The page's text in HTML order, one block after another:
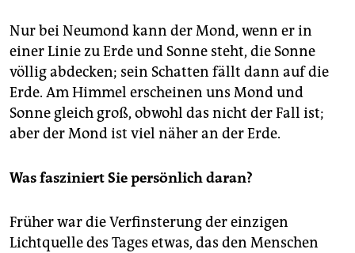
Nur bei Neumond kann der Mond, wenn er in
einer Linie zu Erde und Sonne steht, die Sonne
völlig abdecken; sein Schatten fällt dann auf die
Erde. Am Himmel erscheinen uns Mond und
Sonne gleich groß, obwohl das nicht der Fall ist;
aber der Mond ist viel näher an der Erde.
Was fasziniert Sie persönlich daran?
Früher war die Verfinsterung der einzigen
Lichtquelle des Tages etwas, das den Menschen